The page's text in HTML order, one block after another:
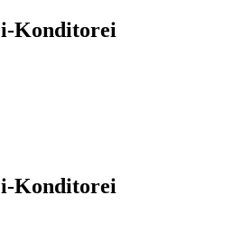
Konditorei
Konditorei